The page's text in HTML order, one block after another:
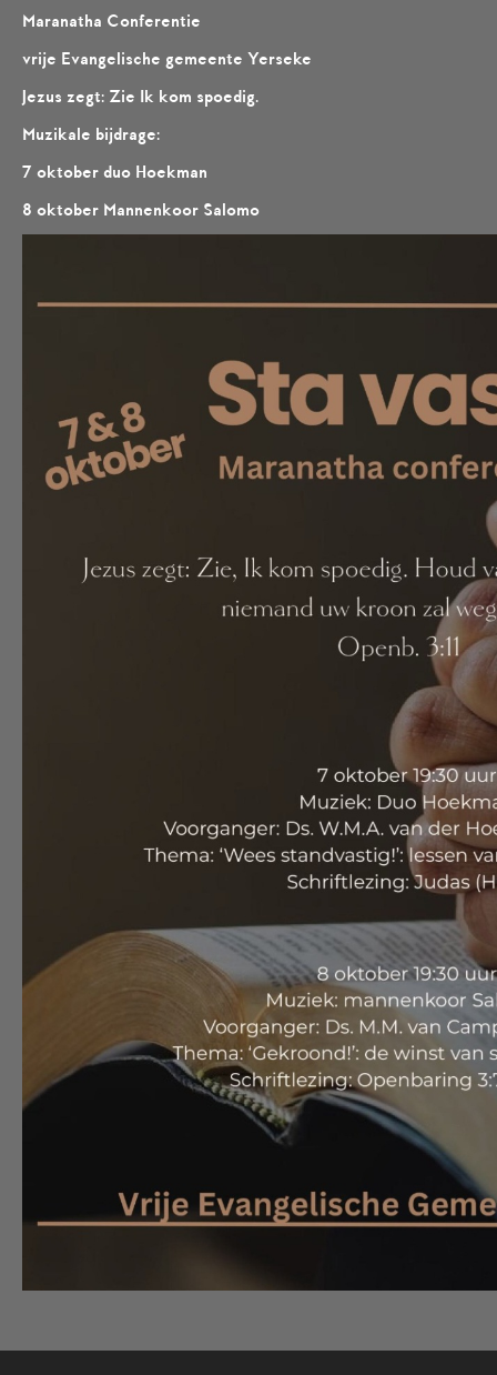
Maranatha Conferentie
vrije Evangelische gemeente Yerseke
Jezus zegt: Zie Ik kom spoedig.
Muzikale bijdrage:
7 oktober duo Hoekman
8 oktober Mannenkoor Salomo